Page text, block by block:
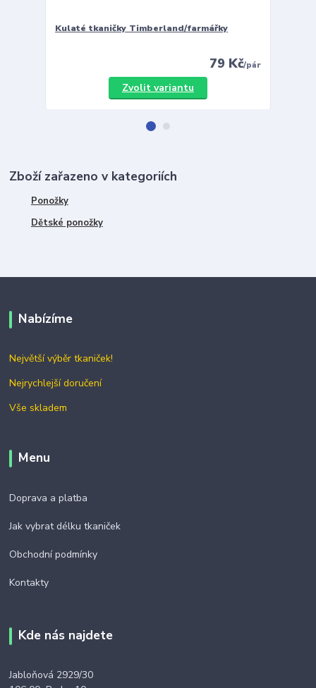
Kulaté tkaničky Timberland/farmářky
79 Kč/pár
Zvolit variantu
Zboží zařazeno v kategoriích
Ponožky
Dětské ponožky
Nabízíme
Největší výběr tkaniček!
Nejrychlejší doručení
Vše skladem
Menu
Doprava a platba
Jak vybrat délku tkaniček
Obchodní podmínky
Kontakty
Kde nás najdete
Jabloňová 2929/30